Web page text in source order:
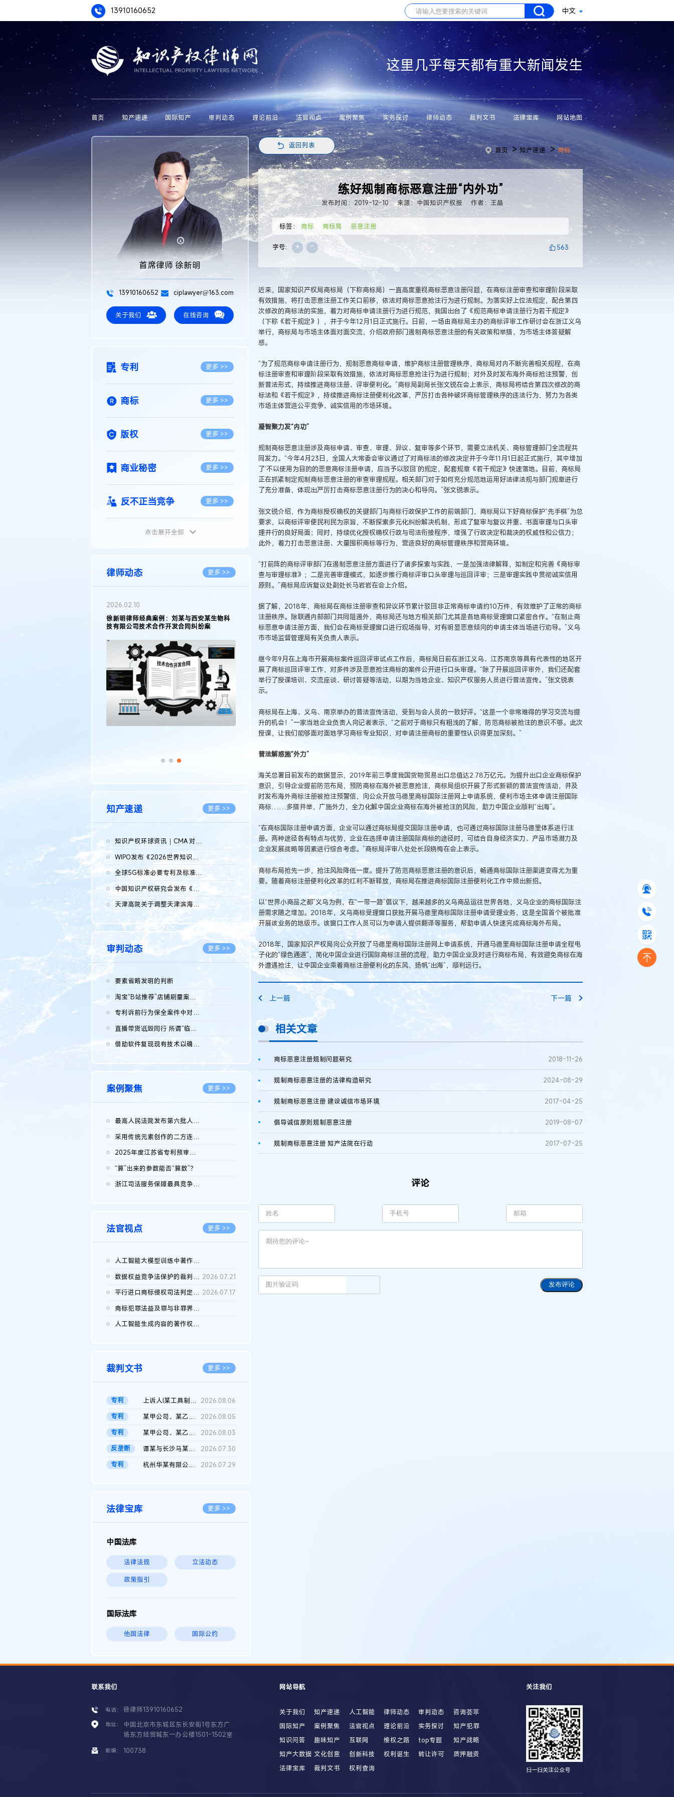
13910160652 中文
这里几乎每天都有重大新闻发生
首页 知产速递 国际知产 审判动态 理论前沿 法官视点 案例聚焦 实务探讨 律师动态 裁判文书 法律宝库 网站地图
首席律师 徐新明
13910160652 ciplawyer@163.com
关于我们 在线咨询
专利 更多 >>
商标 更多 >>
版权 更多 >>
商业秘密 更多 >>
反不正当竞争 更多 >>
植物新品种
地理标志 更多 >>
集成电路布图设计
传统文化 更多 >>
点击展开全部
律师动态 更多 >>
2026.02.10
徐新明律师经典案例：刘某与西安某生物科
技有限公司技术合作开发合同纠纷案
知产速递 更多 >>
知识产权环球资讯｜CMA 对微软发起调查；批量搬运二手平台数据构...
WIPO发布《2026世界知识产权报告》 含报告全文
全球5G标准必要专利及标准提案研究报告（2026年）全文发布
中国知识产权研究会发布《2025年度中国企业海外知识产权纠纷调查...
2026.08.07
天津高院关于调整天津滨海高新技术产业开发区华苑科技园一审普通...
2026.08.07
审判动态 更多 >>
要素省略发明的判断
淘宝“B站推荐”店铺刷量案维持原判，两被告连带赔偿150万元
专利诉前行为保全案件中对仿制药申请人曾作出三类声明的考量及违...
直播带货诋毁同行 所谓“临场发挥”不免责
借助软件复现现有技术以确认相关参数特征是否被公开
案例聚焦 更多 >>
最高人民法院发布第六批人民法院种业知识产权司法保护典型案例 含...
采用传统元素创作的二方连续装饰图案作品的独创性及侵权对比认定
2025年度江苏省专利预审典型案例
“算”出来的参数能否“算数”？
浙江司法服务保障最具竞争力营商环境建设典型案例（第二批）含侵...
法官视点 更多 >>
人工智能大模型训练中著作权的合理使用
2026.07.28
数据权益竞争法保护的裁判路径构建 2026.07.21
平行进口商标侵权司法判定规则的困境与纾解 2026.07.17
商标犯罪法益及罪与非罪界限研究
人工智能生成内容的著作权司法认定：演进逻辑、现实困境与规则建...
裁判文书 更多 >>
专利 上诉人I某工具制品有限公司与被上诉人程某及一审被告中华人民共和...
2026.08.06
专利
某甲公司、某乙公司、某丙公司申请诉前行为保全复议裁定书
2026.08.05
专利
某甲公司、某乙公司、官某与某丙公司专利申请权权属纠纷 二审判决...
2026.08.03
反垄断
谭某与长沙马某堆农产品股份有限公司滥用市场支配地位纠纷二审裁...
2026.07.30
专利
杭州华某有限公司与菲某有限公司侵害发明专利权纠纷 2026.07.29
法律宝库 更多 >>
中国法库
法律法规 立法动态
政策指引
国际法库
他国法律 国际公约
返回列表
首页 >知产速递 >商标
练好规制商标恶意注册“内外功”
发布时间：2019-12-10 来源：中国知识产权报 作者：王晶
标签： 商标 商标局 恶意注册
字号: + - 563
近来，国家知识产权局商标局（下称商标局）一直高度重视商标恶意注册问题，在商标注册审查和审理阶段采取
有效措施，将打击恶意注册工作关口前移，依法对商标恶意抢注行为进行规制。为落实好上位法规定，配合第四
次修改的商标法的实施，着力对商标申请注册行为进行规范，我国出台了《规范商标申请注册行为若干规定》
（下称《若干规定》），并于今年12月1日正式施行。日前，一场由商标局主办的商标评审工作研讨会在浙江义乌
举行，商标局与市场主体面对面交流，介绍政府部门遏制商标恶意注册的有关政策和举措，为市场主体答疑解
惑。
“为了规范商标申请注册行为，规制恶意商标申请，维护商标注册管理秩序，商标局对内不断完善相关规程，在商
标注册审查和审理阶段采取有效措施，依法对商标恶意抢注行为进行规制；对外及时发布海外商标抢注预警，创
新普法形式，持续推进商标注册、评审便利化。”商标局副局长张文锐在会上表示，商标局将结合第四次修改的商
标法和《若干规定》，持续推进商标注册便利化改革，严厉打击各种破坏商标管理秩序的违法行为，努力为各类
市场主体营造公平竞争、诚实信用的市场环境。
凝智聚力发“内功”
规制商标恶意注册涉及商标申请、审查、审理、异议、复审等多个环节，需要立法机关、商标管理部门全流程共
同发力。“今年4月23日，全国人大常委会审议通过了对商标法的修改决定并于今年11月1日起正式施行，其中增加
了‘不以使用为目的的恶意商标注册申请，应当予以驳回’的规定，配套规章《若干规定》快速落地。目前，商标局
正在抓紧制定规制商标恶意注册的审查审理规程。相关部门对于如何充分规范地运用好法律法规与部门规章进行
了充分准备，体现出严厉打击商标恶意注册行为的决心和导向。”张文锐表示。
张文锐介绍，作为商标授权确权的关键部门与商标行政保护工作的前端部门，商标局以下好商标保护“先手棋”为总
要求，以商标评审便民利民为宗旨，不断探索多元化纠纷解决机制，形成了复审与复议并重、书面审理与口头审
理并行的良好局面；同时，持续优化授权确权行政与司法衔接程序，增强了行政决定和裁决的权威性和公信力；
此外，着力打击恶意注册、大量囤积商标等行为，营造良好的商标管理秩序和营商环境。
“打前阵的商标评审部门在遏制恶意注册方面进行了诸多探索与实践，一是加强法律解释，如制定和完善《商标审
查与审理标准》；二是完善审理模式，如逐步推行商标评审口头审理与巡回评审；三是审理实践中贯彻诚实信用
原则。”商标局应诉复议处副处长马岩岩在会上介绍。
据了解，2018年，商标局在商标注册审查和异议环节累计驳回非正常商标申请约10万件，有效维护了正常的商标
注册秩序。除联通内部部门共同阻遏外，商标局还与地方相关部门尤其是各地商标受理窗口紧密合作。“在制止商
标恶意申请注册方面，我们会在商标受理窗口进行现场指导，对有明显恶意倾向的申请主体当场进行劝导。”义乌
市市场监督管理局有关负责人表示。
继今年9月在上海市开展商标案件巡回评审试点工作后，商标局日前在浙江义乌、江苏南京等具有代表性的地区开
展了商标巡回评审工作，对多件涉及恶意抢注商标的案件公开进行口头审理。“除了开展巡回评审外，我们还配套
举行了授课培训、交流座谈、研讨答疑等活动，以期为当地企业、知识产权服务人员进行普法宣传。”张文锐表
示。
商标局在上海、义乌、南京举办的普法宣传活动，受到与会人员的一致好评。“这是一个非常难得的学习交流与提
升的机会！”一家当地企业负责人向记者表示，“之前对于商标只有粗浅的了解，防范商标被抢注的意识不够。此次
授课，让我们能够面对面地学习商标专业知识，对申请注册商标的重要性认识得更加深刻。”
普法解惑施“外力”
海关总署目前发布的数据显示，2019年前三季度我国货物贸易出口总值达2.78万亿元。为提升出口企业商标保护
意识，引导企业提前防范布局，预防商标在海外被恶意抢注，商标局组织开展了形式新颖的普法宣传活动，并及
时发布海外商标注册被抢注预警信，向公众开放马德里商标国际注册网上申请系统，便利市场主体申请注册国际
商标……多措并举，广施外力，全力化解中国企业商标在海外被抢注的风险，助力中国企业顺利“出海”。
“在商标国际注册申请方面，企业可以通过商标局提交国际注册申请，也可通过商标国际注册马德里体系进行注
册。两种途径各有特点与优势，企业在选择申请注册国际商标的途径时，可结合自身经济实力、产品市场潜力及
企业发展战略等因素进行综合考虑。”商标局评审八处处长段晓梅在会上表示。
商标布局抢先一步，抢注风险降低一度。提升了防范商标恶意注册的意识后，畅通商标国际注册渠道变得尤为重
要。随着商标注册便利化改革的红利不断释放，商标局在推进商标国际注册便利化工作中频出新招。
以“世界小商品之都”义乌为例，在“一带一路”倡议下，越来越多的义乌商品运往世界各地，义乌企业的商标国际注
册需求随之增加。2018年，义乌商标受理窗口获批开展马德里商标国际注册申请受理业务，这是全国首个被批准
开展该业务的地级市。该窗口工作人员可以为申请人提供翻译等服务，帮助申请人快速完成商标海外布局。
2018年，国家知识产权局向公众开放了马德里商标国际注册网上申请系统，开通马德里商标国际注册申请全程电
子化的“绿色通道”，简化中国企业进行国际商标注册的流程，助力中国企业及时进行商标布局，有效避免商标在海
外遭遇抢注，让中国企业乘着商标注册便利化的东风，扬帆“出海”，顺利远行。
上一篇 下一篇
相关文章
商标恶意注册规制问题研究 2018-11-26
规制商标恶意注册的法律构造研究 2024-08-29
规制商标恶意注册 建设诚信市场环境 2017-04-25
倡导诚信原则规制恶意注册 2019-08-07
规制商标恶意注册 知产法院在行动 2017-07-25
评论
发布评论
联系我们
电话： 徐律师13910160652
地址：
中国北京市东城区东长安街1号东方广
场东方经贸城东一办公楼1501-1502室
邮编： 100738
网站导航
关于我们 知产速递 人工智能 律师动态 审判动态
咨询荟萃
国际知产
案例聚焦 法官视点 理论前沿 实务探讨
知产犯罪
知识问答
趣味知产 互联网 维权之路 top专题
知产战略
知产大数据 文化创意 创新科技 权利诞生 转让许可
质押融资
法律宝库
裁判文书 权利查询
关注我们
扫一扫关注公众号